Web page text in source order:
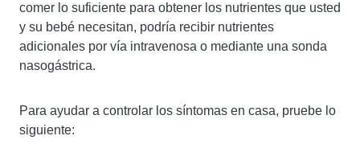
comer lo suficiente para obtener los nutrientes que usted
y su bebé necesitan, podría recibir nutrientes
adicionales por vía intravenosa o mediante una sonda
nasogástrica.
Para ayudar a controlar los síntomas en casa, pruebe lo
siguiente: